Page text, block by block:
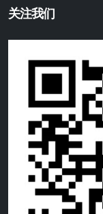
关注我们